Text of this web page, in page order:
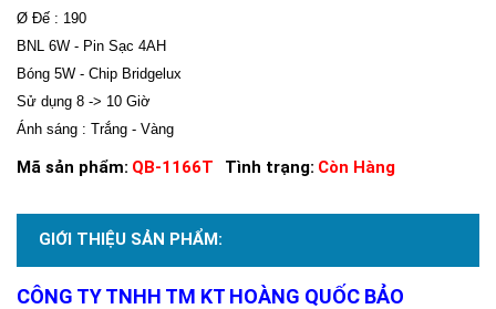
Ø Đế : 190
BNL 6W - Pin Sạc 4AH
Bóng 5W - Chip Bridgelux
Sử dụng 8 -> 10 Giờ
Ánh sáng : Trắng - Vàng
Mã sản phẩm: QB-1166T Tình trạng: Còn Hàng
GIỚI THIỆU SẢN PHẨM:
CÔNG TY TNHH TM KT HOÀNG QUỐC BẢO